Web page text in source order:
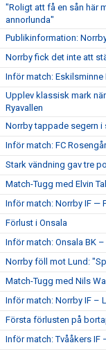
"Roligt att få en sån här
annorlunda"
Publikinformation:
Norrby fick det inte att
Inför match: Eskilsminne
Upplev klassisk mark
Ryavallen
Norrby tappade segern i
Inför match: FC
Stark vändning gav tre
Match-Tugg med Elvin
Inför match: Norrby IF —
Förlust i Onsala
Inför match: Onsala BK
Norrby föll mot Lund:
Match-Tugg med Nils
Inför match: Norrby IF –
Första förlusten på
Inför match: Tvååkers IF